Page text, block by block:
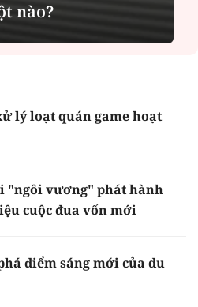
trị" tóc tại Hà Nội
lý loạt quán game hoạt
"ngôi vương" phát hành
cuộc đua vốn mới
điểm sáng mới của du